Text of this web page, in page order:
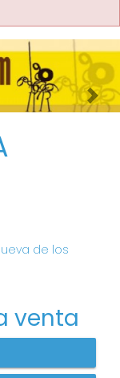
de los
venta